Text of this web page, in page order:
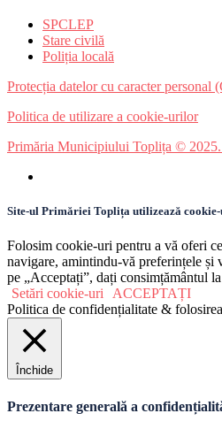
SPCLEP
Stare civilă
Poliția locală
Protecția datelor cu caracter personal
Politica de utilizare a cookie-urilor
Primăria Municipiului Toplița © 2025.
Site-ul Primăriei Toplița utilizează
Folosim cookie-uri pentru a vă oferi
navigare, amintindu-vă preferințele și
pe „Acceptați”, dați consimțământul
Setări cookie-uri ACCEPTAȚI
Politica de confidențialitate &
Închide
Prezentare generală a